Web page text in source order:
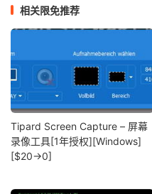
相关限免推荐
Tipard Screen Capture – 屏幕
录像工具[1年授权][Windows]
[$20→0]